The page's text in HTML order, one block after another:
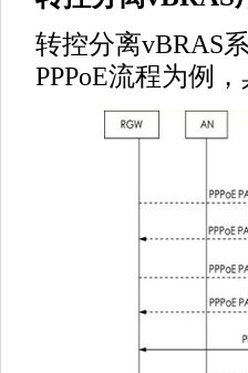
转控分离vBRAS
PPPoE流程为例